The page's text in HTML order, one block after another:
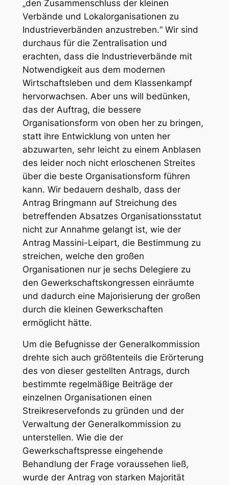
„den Zusammenschluss der kleinen
Verbände und Lokalorganisationen zu
Industrieverbänden anzustreben.“ Wir sind
durchaus für die Zentralisation und
erachten, dass die Industrieverbände mit
Notwendigkeit aus dem modernen
Wirtschaftsleben und dem Klassenkampf
hervorwachsen. Aber uns will bedünken,
das der Auftrag, die bessere
Organisationsform von oben her zu bringen,
statt ihre Entwicklung von unten her
abzuwarten, sehr leicht zu einem Anblasen
des leider noch nicht erloschenen Streites
über die beste Organisationsform führen
kann. Wir bedauern deshalb, dass der
Antrag Bringmann auf Streichung des
betreffenden Absatzes Organisationsstatut
nicht zur Annahme gelangt ist, wie der
Antrag Massini-Leipart, die Bestimmung zu
streichen, welche den großen
Organisationen nur je sechs Delegiere zu
den Gewerkschaftskongressen einräumte
und dadurch eine Majorisierung der großen
durch die kleinen Gewerkschaften
ermöglicht hätte.
Um die Befugnisse der Generalkommission
drehte sich auch größtenteils die Erörterung
des von dieser gestellten Antrags, durch
bestimmte regelmäßige Beiträge der
einzelnen Organisationen einen
Streikreservefonds zu gründen und der
Verwaltung der Generalkommission zu
unterstellen. Wie die der
Gewerkschaftspresse eingehende
Behandlung der Frage voraussehen ließ,
wurde der Antrag von starken Majorität